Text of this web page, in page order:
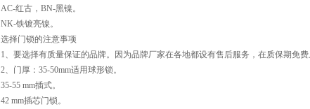
AC-红古，BN-黑镍。
NK-铁镀亮镍。
选择门锁的注意事项
1、要选择有质量保证的品牌。因为品牌厂家在各地都设有售后服务，在质保期免费
2、门厚：35-50mm适用球形锁。
35-55 mm插式。
42 mm插芯门锁。